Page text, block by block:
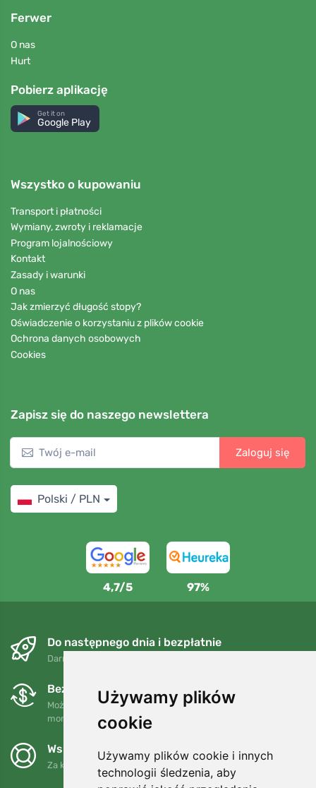
Używamy plików
cookie
Używamy plików cookie i innych
technologii śledzenia, aby
Ferwer
O nas
Hurt
Pobierz aplikację
Get it on
Google Play
Wszystko o kupowaniu
Transport i płatności
Wymiany, zwroty i reklamacje
Program lojalnościowy
Kontakt
Zasady i warunki
O nas
Jak zmierzyć długość stopy?
Oświadczenie o korzystaniu z plików cookie
Ochrona danych osobowych
Cookies
Zapisz się do naszego newslettera
Zaloguj się
Polski / PLN
4,7/5 97%
Do następnego dnia i bezpłatnie
Darmowa wysyłka dla zamówień powyżej 250 PLN
Bezpłatne wymiany i zwroty
Możesz zwrócić lub wymienić swoje zamówienie w dowolnym
momencie w ciągu 90 dni.
Wspieramy Trees.org
Za każde zamówienie sadzimy drzewo! Czytaj więcej